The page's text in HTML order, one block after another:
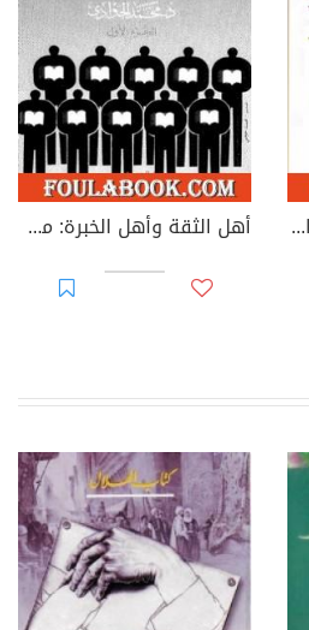
الهباء المنثور - السلطة والنخبة عقب ثورة يناير أهل الثقة وأهل الخبرة: مذكرات وزراء الثورة ج1